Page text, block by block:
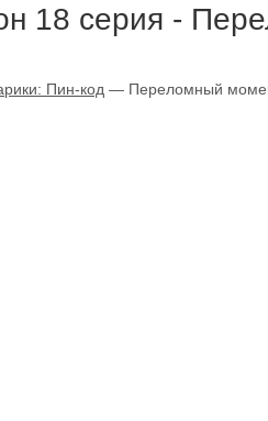
18 серия -
Пин-код — Переломный